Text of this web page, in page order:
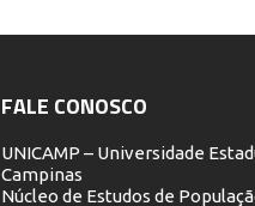
FALE CONOSCO
UNICAMP – Universidade
Campinas
Núcleo de Estudos de